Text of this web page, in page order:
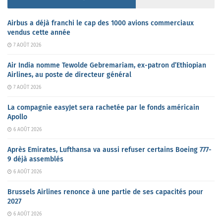
Airbus a déjà franchi le cap des 1000 avions commerciaux
vendus cette année
7 AOÛT 2026
Air India nomme Tewolde Gebremariam, ex-patron d’Ethiopian
Airlines, au poste de directeur général
7 AOÛT 2026
La compagnie easyJet sera rachetée par le fonds américain
Apollo
6 AOÛT 2026
Après Emirates, Lufthansa va aussi refuser certains Boeing 777-
9 déjà assemblés
6 AOÛT 2026
Brussels Airlines renonce à une partie de ses capacités pour
2027
6 AOÛT 2026